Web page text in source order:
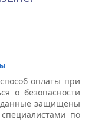
оплаты при
о безопасности
данные защищены
по